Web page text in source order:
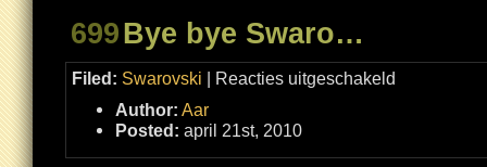
699Bye bye Swaro…
Filed: Swarovski | Reacties uitgeschakeld
Author: Aar
Posted: april 21st, 2010